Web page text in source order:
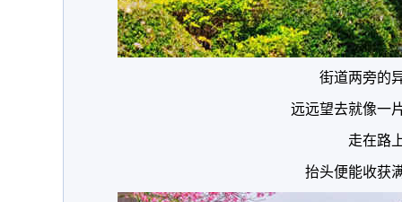
街道两旁的
远远望去就像一
走在路
抬头便能收获